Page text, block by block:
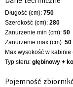
Długość (cm): 750
Szerokość (cm): 280
Zanurzenie min (cm): 50
Zanurzenie max (cm): 50
Max wysokość w kabinie
Typ steru: głębinowy +
Pojemność